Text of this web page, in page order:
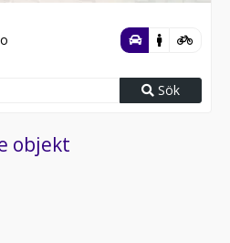
Sök
objekt